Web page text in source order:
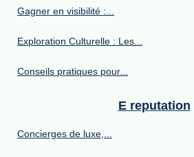
Gagner en visibilité :...
Exploration Culturelle : Les...
Conseils pratiques pour...
E reputation
Concierges de luxe,...